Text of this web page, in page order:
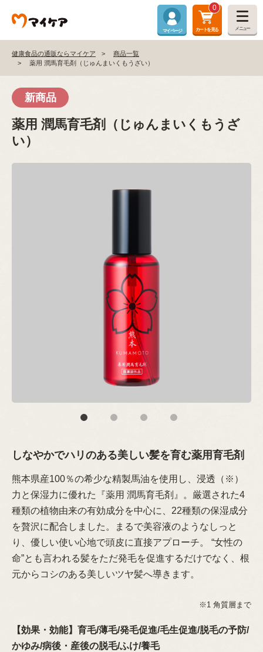
マイページ
0
カートを見る メニュー
健康食品の通販ならマイケア
商品一覧
薬用 潤馬育毛剤（じゅんまいくもうざい）
新商品
薬用 潤馬育毛剤（じゅんまいくもうざ
い）
しなやかでハリのある美しい髪を育む薬用育毛剤
熊本県産100％の希少な精製馬油を使用し、浸透（※）
力と保湿力に優れた『薬用 潤馬育毛剤』。厳選された4
種類の植物由来の有効成分を中心に、22種類の保湿成分
を贅沢に配合しました。まるで美容液のようなしっと
り、優しい使い心地で頭皮に直接アプローチ。 “女性の
命”とも言われる髪をただ発毛を促進するだけでなく、根
元からコシのある美しいツヤ髪へ導きます。
※1 角質層まで
【効果・効能】育毛/薄毛/発毛促進/毛生促進/脱毛の予防/
かゆみ/病後・産後の脱毛/ふけ/養毛